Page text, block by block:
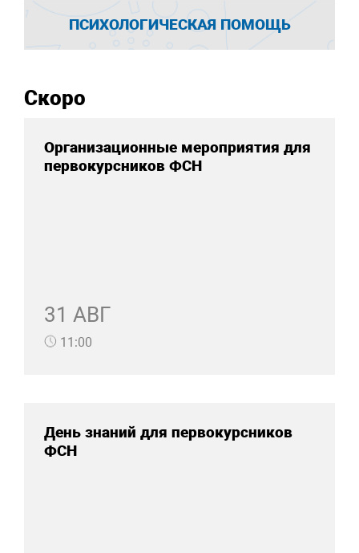
ПСИХОЛОГИЧЕСКАЯ ПОМОЩЬ
Скоро
Организационные мероприятия для
первокурсников ФСН
31 АВГ
11:00
День знаний для первокурсников
ФСН